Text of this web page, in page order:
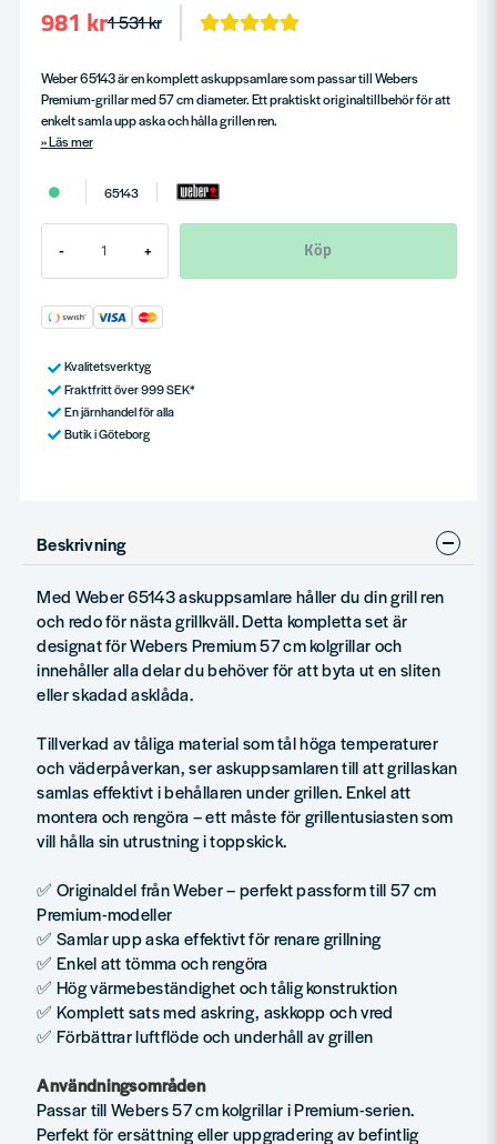
1 531 kr
981 kr
Weber 65143 är en komplett askuppsamlare som passar till Webers
Premium-grillar med 57 cm diameter. Ett praktiskt originaltillbehör för att
enkelt samla upp aska och hålla grillen ren.
Läs mer
65143
- + Köp
Kvalitetsverktyg
Fraktfritt över 999 SEK*
En järnhandel för alla
Butik i Göteborg
Beskrivning
Med Weber 65143 askuppsamlare håller du din grill ren
och redo för nästa grillkväll. Detta kompletta set är
designat för Webers Premium 57 cm kolgrillar och
innehåller alla delar du behöver för att byta ut en sliten
eller skadad asklåda.
Tillverkad av tåliga material som tål höga temperaturer
och väderpåverkan, ser askuppsamlaren till att grillaskan
samlas effektivt i behållaren under grillen. Enkel att
montera och rengöra – ett måste för grillentusiasten som
vill hålla sin utrustning i toppskick.
✅ Originaldel från Weber – perfekt passform till 57 cm
Premium-modeller
✅ Samlar upp aska effektivt för renare grillning
✅ Enkel att tömma och rengöra
✅ Hög värmebeständighet och tålig konstruktion
✅ Komplett sats med askring, askkopp och vred
✅ Förbättrar luftflöde och underhåll av grillen
Användningsområden
Passar till Webers 57 cm kolgrillar i Premium-serien.
Perfekt för ersättning eller uppgradering av befintlig